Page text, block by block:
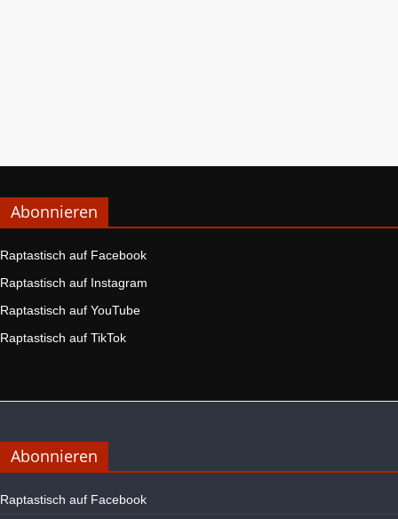
Abonnieren
Raptastisch auf Facebook
Raptastisch auf Instagram
Raptastisch auf YouTube
Raptastisch auf TikTok
Abonnieren
Raptastisch auf Facebook